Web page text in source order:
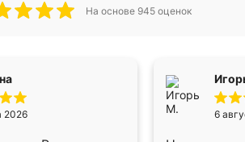
На основе 945 оценок
2026 6